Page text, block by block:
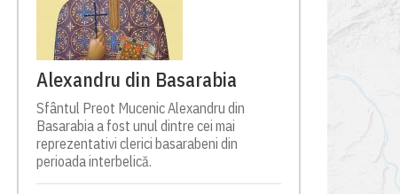
Alexandru din Basarabia
Sfântul Preot Mucenic Alexandru din
Basarabia a fost unul dintre cei mai
reprezentativi clerici basarabeni din
perioada interbelică.